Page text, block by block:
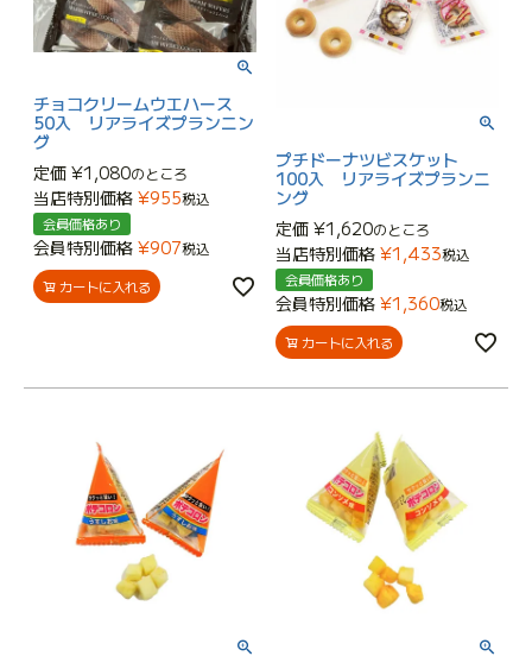
チョコクリームウエハース
50入 リアライズプランニン
グ
定価 ¥1,080のところ
当店特別価格 ¥955税込
会員価格あり
会員特別価格 ¥907税込
カートに入れる
プチドーナツビスケット
100入 リアライズプランニ
ング
定価 ¥1,620のところ
当店特別価格 ¥1,433税込
会員価格あり
会員特別価格 ¥1,360税込
カートに入れる